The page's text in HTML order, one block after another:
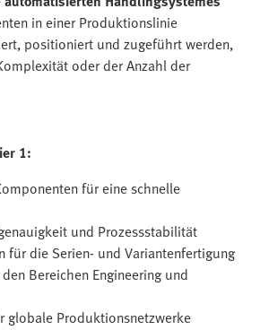
in einer Produktionslinie
positioniert und zugeführt werden,
oder der Anzahl der
1:
für eine schnelle
und Prozessstabilität
für die Serien- und Variantenfertigung
Bereichen Engineering und
globale Produktionsnetzwerke